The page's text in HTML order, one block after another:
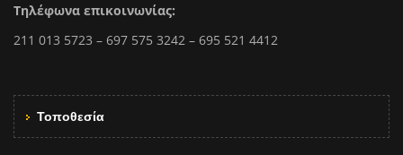
Τηλέφωνα επικοινωνίας:
211 013 5723 – 697 575 3242 – 695 521 4412
Τοποθεσία